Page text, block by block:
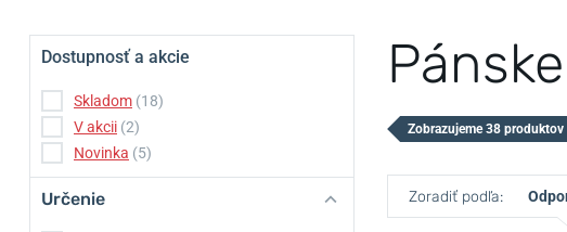
Dostupnosť a akcie
Skladom (18)
V akcii (2)
Novinka (5)
Určenie
Zobrazujeme 38 produktov
Zoradiť podľa: